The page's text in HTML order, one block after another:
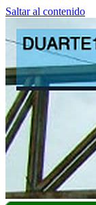
Saltar al contenido